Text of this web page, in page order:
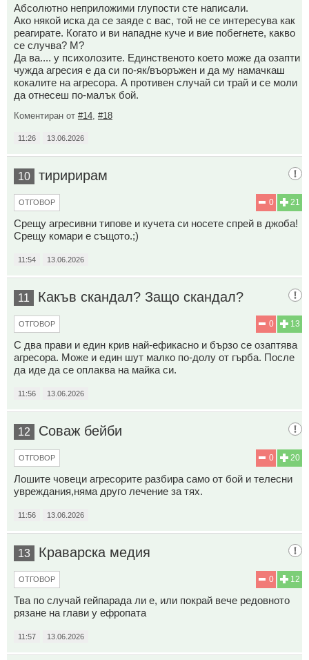
Абсолютно неприложими глупости сте написали.
Ако някой иска да се заяде с вас, той не се интересува как
реагирате. Когато и ви нападне куче и вие побегнете, какво
се случва? М?
Да ва.... у психолозите. Единственото което може да озапти
чужда агресия е да си по-як/въоръжен и да му намачкаш
кокалите на агресора. А противен случай си трай и се моли
да отнесеш по-малък бой.
Коментиран от #14 #18
11:26 13.06.2026
10 тиририрам
21
0
ОТГОВОР
Срещу агресивни типове и кучета си носете спрей в джоба!
Срещу комари е същото.;)
11:54 13.06.2026
11 Какъв скандал? Защо скандал?
13
0
ОТГОВОР
С два прави и един крив най-ефикасно и бързо се озаптява
агресора. Може и един шут малко по-долу от гърба. После
да иде да се оплаква на майка си.
11:56 13.06.2026
12 Соваж бейби
20
0
ОТГОВОР
Лошите човеци агресорите разбира само от бой и телесни
увреждания,няма друго лечение за тях.
11:56 13.06.2026
13 Краварска медия
12
0
ОТГОВОР
Тва по случай гейпарада ли е, или покрай вече редовното
рязане на глави у ефропата
11:57 13.06.2026